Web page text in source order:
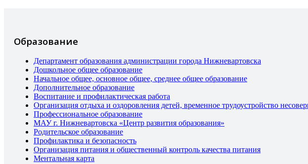
Образование
Департамент образования администрации города Нижневартовска
Дошкольное общее образование
Начальное общее, основное общее, среднее общее образование
Дополнительное образование
Воспитание и профилактическая работа
Организация отдыха и оздоровления детей, временное трудоустройство
Профессиональное образование
МАУ г. Нижневартовска «Центр развития образования»
Родительское образование
Профилактика и безопасность
Организация питания и общественный контроль качества питания
Ментальная карта